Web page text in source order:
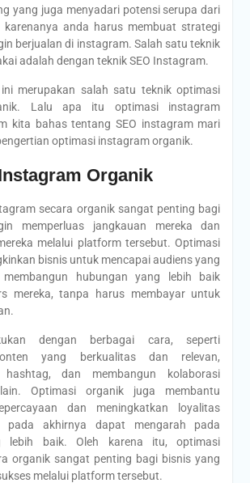
yang juga menyadari potensi serupa dari
karenanya anda harus membuat strategi
berjualan di instagram. Salah satu teknik
adalah dengan teknik SEO Instagram.
merupakan salah satu teknik optimasi
Lalu apa itu optimasi instagram
kita bahas tentang SEO instagram mari
optimasi instagram organik.
Organik
secara organik sangat penting bagi
memperluas jangkauan mereka dan
melalui platform tersebut. Optimasi
bisnis untuk mencapai audiens yang
hubungan yang lebih baik
mereka, tanpa harus membayar untuk
dengan berbagai cara, seperti
yang berkualitas dan relevan,
hashtag, dan membangun kolaborasi
Optimasi organik juga membantu
dan meningkatkan loyalitas
pada akhirnya dapat mengarah pada
lebih baik. Oleh karena itu, optimasi
organik sangat penting bagi bisnis yang
melalui platform tersebut.